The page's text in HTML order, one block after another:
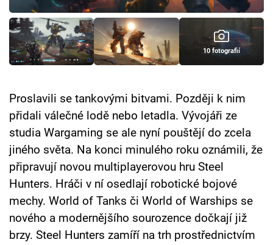
TV Program
Sledujte prima+
Sledujte nás
10 fotografií
Proslavili se tankovými bitvami. Později k nim
přidali válečné lodě nebo letadla. Vývojáři ze
studia Wargaming se ale nyní pouštějí do zcela
jiného světa. Na konci minulého roku oznámili, že
připravují novou multiplayerovou hru Steel
Hunters. Hráči v ní osedlají robotické bojové
mechy. World of Tanks či World of Warships se
nového a modernějšího sourozence dočkají již
brzy. Steel Hunters zamíří na trh prostřednictvím